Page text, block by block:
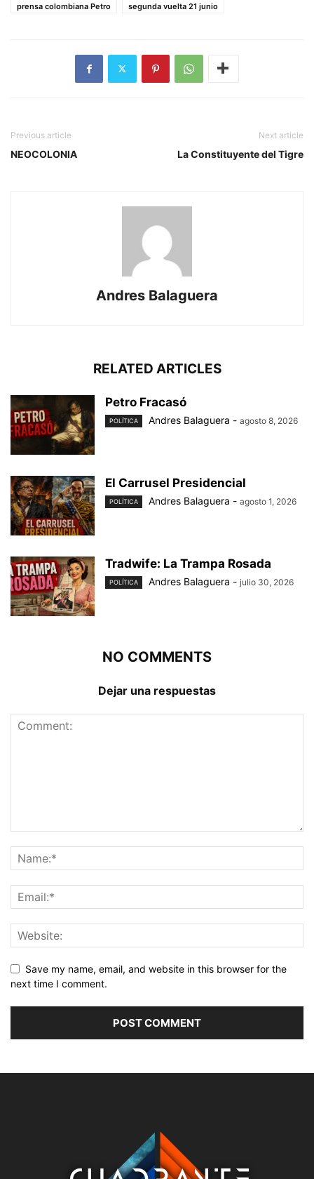
prensa colombiana Petro
segunda vuelta 21 junio
Previous article
NEOCOLONIA
Next article
La Constituyente del Tigre
Andres Balaguera
RELATED ARTICLES
Petro Fracasó
POLÍTICA Andres Balaguera - agosto 8, 2026
El Carrusel Presidencial
POLÍTICA Andres Balaguera - agosto 1, 2026
Tradwife: La Trampa Rosada
POLÍTICA Andres Balaguera - julio 30, 2026
NO COMMENTS
Dejar una respuestas
Save my name, email, and website in this browser for the
next time I comment.